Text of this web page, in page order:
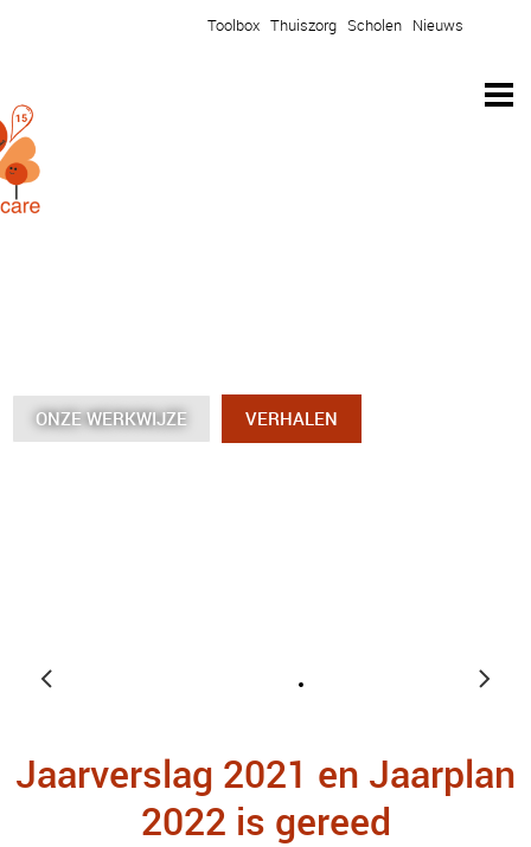
Toolbox Thuiszorg Scholen Nieuws
ONZE WERKWIJZE VERHALEN
ONZE WERKWIJZE VERHALEN
ONZE WERKWIJZE VERHALEN
ONZE WERKWIJZE VERHALEN
Jaarverslag 2021 en Jaarplan
2022 is gereed